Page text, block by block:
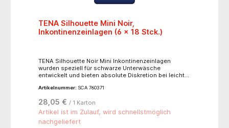
TENA Silhouette Mini Noir,
Inkontinenzeinlagen (6 x 18 Stck.)
TENA Silhouette Noir Mini Inkontinenzeinlagen
wurden speziell für schwarze Unterwäsche
entwickelt und bieten absolute Diskretion bei leichter
Farbtonpasst perfekt zu schwarzer Unterwäsche.
Auslaufen, Feuchtigkeit und Gerüchen und schließt
kleinere Tröpfchenverluste sicher im Inneren der
Einlage ein. Sie ist dermatologisch getestet und
parfümfrei.
Artikelnummer: SCA 760371
28,05 € / 1 Karton
Artikel ist im Zulauf, wird schnellstmöglich
nachgeliefert